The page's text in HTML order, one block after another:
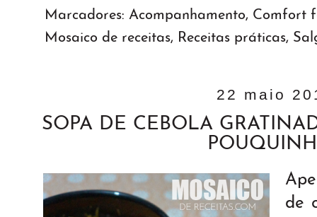
Marcadores: Acompanhamento, Comfort
Mosaico de receitas, Receitas práticas,
22 maio
SOPA DE CEBOLA
de